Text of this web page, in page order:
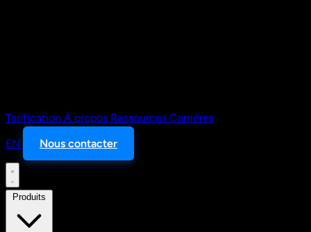
Tarification À propos Ressources Carrières
EN
Nous contacter